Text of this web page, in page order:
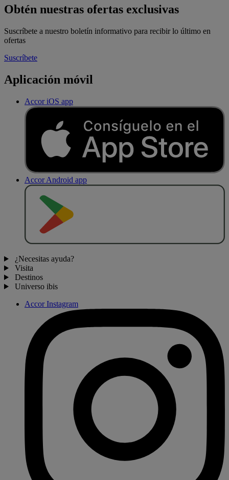
Obtén nuestras ofertas exclusivas
Suscríbete a nuestro boletín informativo para recibir lo último en
ofertas
Suscríbete
Aplicación móvil
Accor iOS app
Accor Android app
¿Necesitas ayuda?
Visita
Destinos
Universo ibis
Accor Instagram